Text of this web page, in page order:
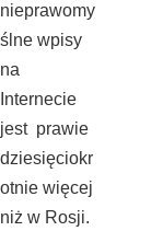
nieprawomy
ślne wpisy
na
Internecie
jest prawie
dziesięciokr
otnie więcej
niż w Rosji.